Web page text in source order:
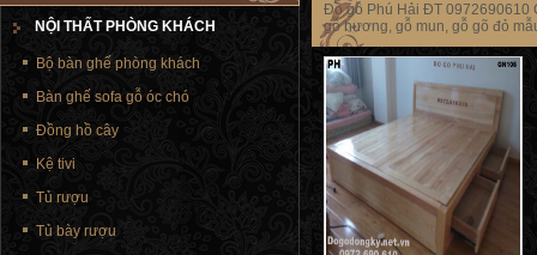
Đồ gỗ Phú Hải ĐT 0972690610
gỗ hương, gỗ mun, gỗ gõ đỏ
NỘI THẤT PHÒNG KHÁCH
Bộ bàn ghế phòng khách
Bàn ghế sofa gỗ óc chó
Đồng hồ cây
Kệ tivi
Tủ rượu
Tủ bày rượu